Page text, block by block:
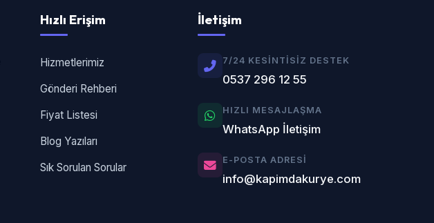
Hızlı Erişim
Hizmetlerimiz
Gönderi Rehberi
Fiyat Listesi
Blog Yazıları
Sık Sorulan Sorular
İletişim
7/24 KESINTISIZ DESTEK
0537 296 12 55
HIZLI MESAJLAŞMA
WhatsApp İletişim
E-POSTA ADRESI
info@kapimdakurye.com